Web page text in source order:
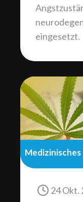
eingesetzt.
Medizinisches
24 Okt.